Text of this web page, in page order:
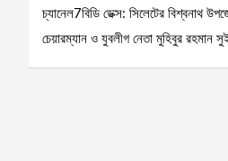
চ্যানেল7বিডি ডেক্স: সিলেটের বিশ্বনাথ
চেয়ারম্যান ও যুবলীগ নেতা মুহিবুর রহমান